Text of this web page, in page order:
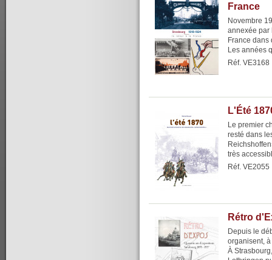
France
Novembre
annexée par
France dans
Les années
Réf. VE3168
L'Été
Le premier
resté dans
très
Réf. VE2055
Rétro
Depuis le
organisent,
À